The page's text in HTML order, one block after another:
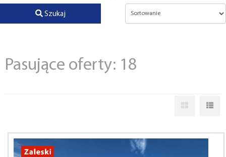
Szukaj
Pasujące oferty: 18